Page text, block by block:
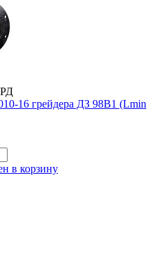
16 грейдера ДЗ 98В1 (Lmin
в корзину